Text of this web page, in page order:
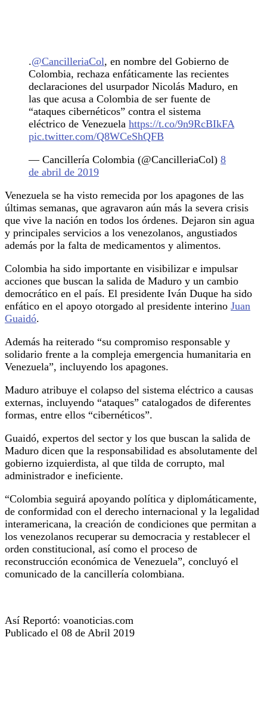
.@CancilleriaCol, en nombre del Gobierno de
Colombia, rechaza enfáticamente las recientes
declaraciones del usurpador Nicolás Maduro, en
las que acusa a Colombia de ser fuente de
“ataques cibernéticos” contra el sistema
eléctrico de Venezuela https://t.co/9n9RcBIkFA
pic.twitter.com/Q8WCeShQFB
— Cancillería Colombia (@CancilleriaCol) 8
de abril de 2019
Venezuela se ha visto remecida por los apagones de las
últimas semanas, que agravaron aún más la severa crisis
que vive la nación en todos los órdenes. Dejaron sin agua
y principales servicios a los venezolanos, angustiados
además por la falta de medicamentos y alimentos.
Colombia ha sido importante en visibilizar e impulsar
acciones que buscan la salida de Maduro y un cambio
democrático en el país. El presidente Iván Duque ha sido
enfático en el apoyo otorgado al presidente interino Juan
Guaidó.
Además ha reiterado “su compromiso responsable y
solidario frente a la compleja emergencia humanitaria en
Venezuela”, incluyendo los apagones.
Maduro atribuye el colapso del sistema eléctrico a causas
externas, incluyendo “ataques” catalogados de diferentes
formas, entre ellos “cibernéticos”.
Guaidó, expertos del sector y los que buscan la salida de
Maduro dicen que la responsabilidad es absolutamente del
gobierno izquierdista, al que tilda de corrupto, mal
administrador e ineficiente.
“Colombia seguirá apoyando política y diplomáticamente,
de conformidad con el derecho internacional y la legalidad
interamericana, la creación de condiciones que permitan a
los venezolanos recuperar su democracia y restablecer el
orden constitucional, así como el proceso de
reconstrucción económica de Venezuela”, concluyó el
comunicado de la cancillería colombiana.
Así Reportó: voanoticias.com
Publicado el 08 de Abril 2019